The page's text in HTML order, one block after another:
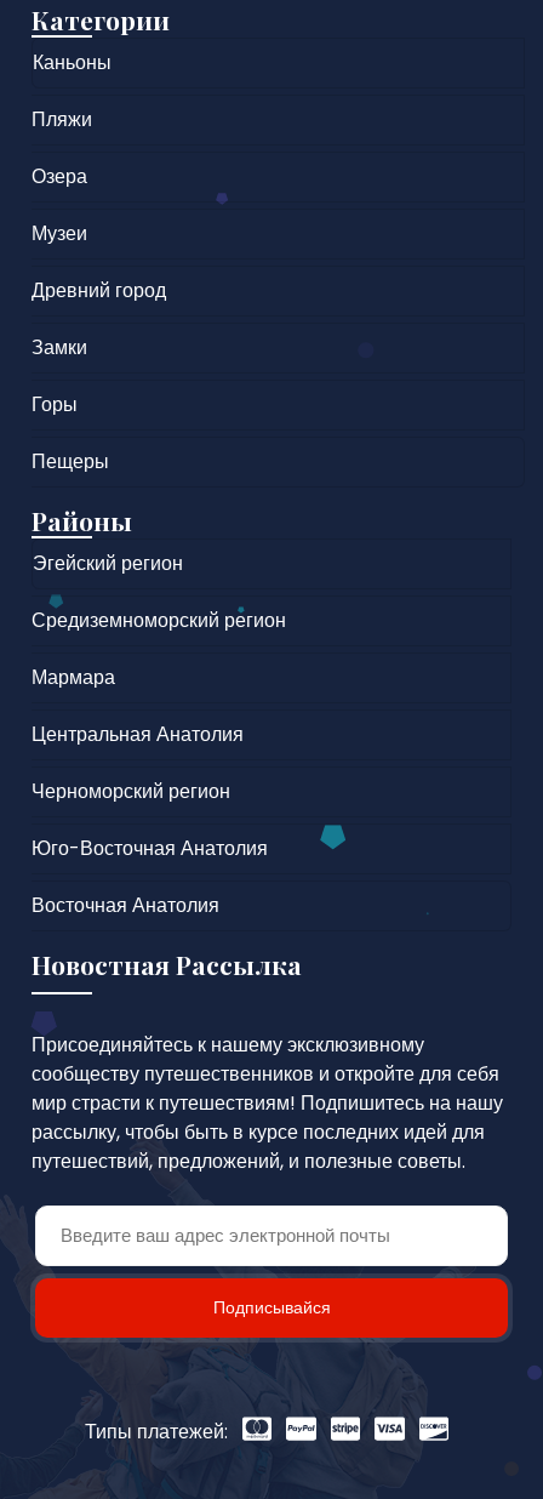
Категории
Каньоны
Пляжи
Озера
Музеи
Древний город
Замки
Горы
Пещеры
Районы
Эгейский регион
Средиземноморский регион
Мармара
Центральная Анатолия
Черноморский регион
Юго-Восточная Анатолия
Восточная Анатолия
Новостная Рассылка
Присоединяйтесь к нашему эксклюзивному
сообществу путешественников и откройте для себя
мир страсти к путешествиям! Подпишитесь на нашу
рассылку, чтобы быть в курсе последних идей для
путешествий, предложений, и полезные советы.
Подписывайся
Типы платежей: